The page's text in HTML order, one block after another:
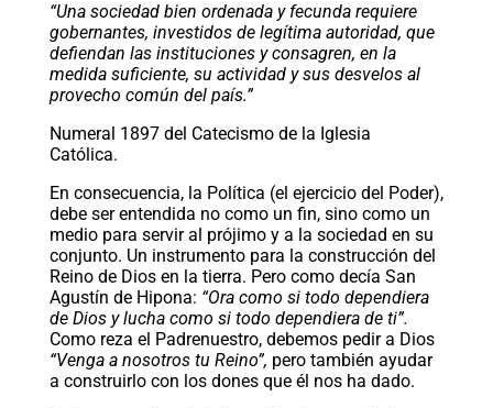
“Una sociedad bien ordenada y fecunda requiere
gobernantes, investidos de legítima autoridad, que
defiendan las instituciones y consagren, en la
medida suficiente, su actividad y sus desvelos al
provecho común del país.”
Numeral 1897 del Catecismo de la Iglesia
Católica.
En consecuencia, la Política (el ejercicio del Poder),
debe ser entendida no como un fin, sino como un
medio para servir al prójimo y a la sociedad en su
conjunto. Un instrumento para la construcción del
Reino de Dios en la tierra. Pero como decía San
Agustín de Hipona: “Ora como si todo dependiera
de Dios y lucha como si todo dependiera de ti”.
Como reza el Padrenuestro, debemos pedir a Dios
“Venga a nosotros tu Reino”, pero también ayudar
a construirlo con los dones que él nos ha dado.